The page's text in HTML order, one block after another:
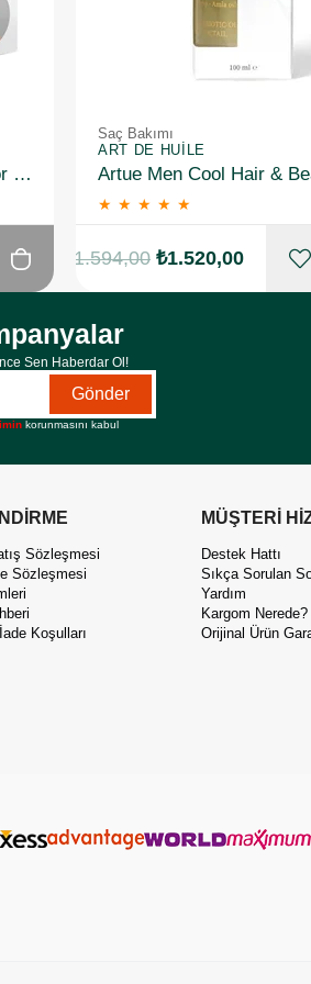
Dermoskin Biotin Shampoo For Men 200ml 3 Al 2 Öde
Saç Bakımı
ART DE HUILE
★ ★ ★ ★ ★
₺1.520,00
₺1.594,00
Sen Haberdar Ol!
Gönder
korunmasını kabul
Sözleşmesi
Sözleşmesi
Koşulları
MÜŞTERİ
Destek Hattı
Sıkça Sorulan
Yardım
Kargom Nerede?
Orijinal Ürün